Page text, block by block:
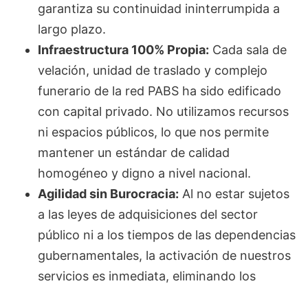
garantiza su continuidad ininterrumpida a
largo plazo.
Infraestructura 100% Propia: Cada sala de
velación, unidad de traslado y complejo
funerario de la red PABS ha sido edificado
con capital privado. No utilizamos recursos
ni espacios públicos, lo que nos permite
mantener un estándar de calidad
homogéneo y digno a nivel nacional.
Agilidad sin Burocracia: Al no estar sujetos
a las leyes de adquisiciones del sector
público ni a los tiempos de las dependencias
gubernamentales, la activación de nuestros
servicios es inmediata, eliminando los